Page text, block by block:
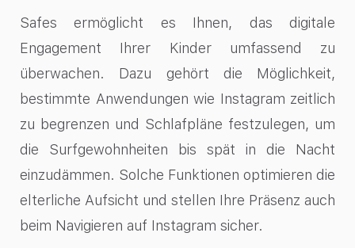
Safes ermöglicht es Ihnen, das digitale
Engagement Ihrer Kinder umfassend zu
überwachen. Dazu gehört die Möglichkeit,
bestimmte Anwendungen wie Instagram zeitlich
zu begrenzen und Schlafpläne festzulegen, um
die Surfgewohnheiten bis spät in die Nacht
einzudämmen. Solche Funktionen optimieren die
elterliche Aufsicht und stellen Ihre Präsenz auch
beim Navigieren auf Instagram sicher.